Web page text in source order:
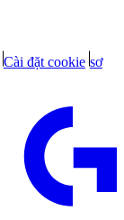
Cài đặt cookie sơ